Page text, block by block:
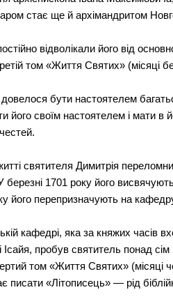
стає ще й архімандритом
відволікали його від
том «Життя Святих» (місяці
бути настоятелем
його своїм настоятелем і мати
святителя Димитрія
1701 року його
його перепризначують на
кафедрі, яка за княжих часів
і Ісайя, пробув святитель понад
том «Життя Святих»
«Літописець» — рід